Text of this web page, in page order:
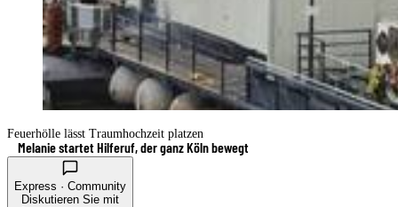
Feuerhölle lässt Traumhochzeit platzen
Melanie startet Hilferuf, der ganz Köln bewegt
Express · Community
Diskutieren Sie mit